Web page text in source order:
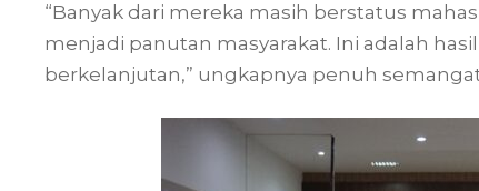
“Banyak dari mereka masih berstatus
menjadi panutan masyarakat. Ini adalah
berkelanjutan,” ungkapnya penuh